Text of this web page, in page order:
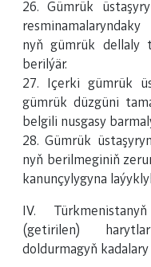
26. Gümrük
nyň gümrük dellaly
berilýär.
27. Içerki gümrük
gümrük düzgüni
belgili nusgasy
28. Gümrük
nyň berilmeginiň
kanunçylygyna
IV.
(getirilen)
doldurmagyň kadalary